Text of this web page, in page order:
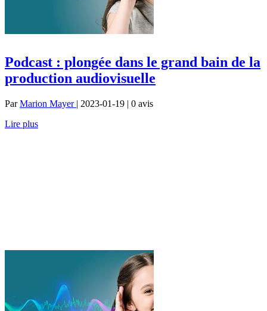
Podcast : plongée dans le grand bain de la
production audiovisuelle
ParMarion Mayer | 2023-01-19 | 0 avis
Lire plus